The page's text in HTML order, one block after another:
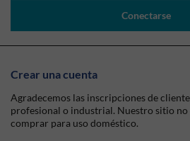
Conectarse
Crear una cuenta
Agradecemos las inscripciones de
profesional o industrial. Nuestro sitio
comprar para uso doméstico.